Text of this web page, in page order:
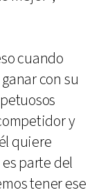
cuando
con su
y
quiere
parte del
tener ese